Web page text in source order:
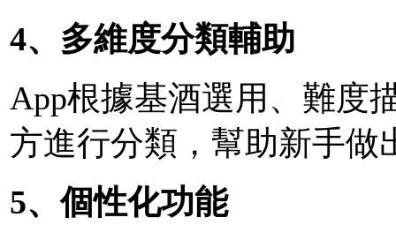
4、多維度分類輔助
App根據基酒選用、難度
方進行分類，幫助新手做
5、個性化功能